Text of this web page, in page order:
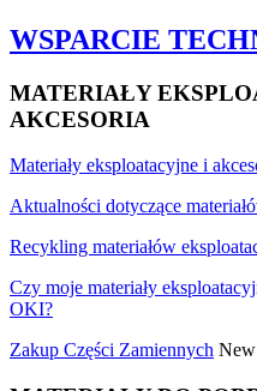
WSPARCIE
MATERIAŁY
AKCESORIA
Materiały eksploatacyjne i
Aktualności dotyczące
Recykling materiałów
Czy moje materiały
OKI?
Zakup Części Zamiennych New